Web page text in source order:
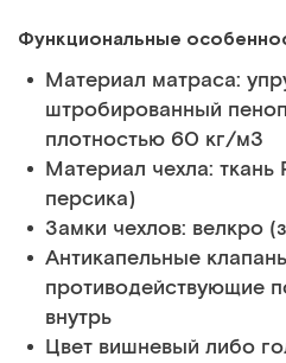
Функциональные
Материал матраса:
штробированный
плотностью 60 кг/м3
Материал чехла:
персика)
Замки чехлов: велкро
Антикапельные
противодействующие
внутрь
Цвет вишневый либо